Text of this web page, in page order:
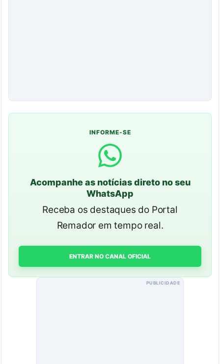
INFORME-SE
Acompanhe as notícias direto no seu
WhatsApp
Receba os destaques do Portal
Remador em tempo real.
ENTRAR NO CANAL OFICIAL
PUBLICIDADE